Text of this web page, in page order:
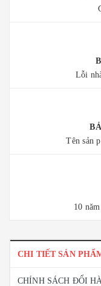
Lỗi
Tên sản
10
CHI TIẾT SẢN
CHÍNH SÁCH ĐỔI